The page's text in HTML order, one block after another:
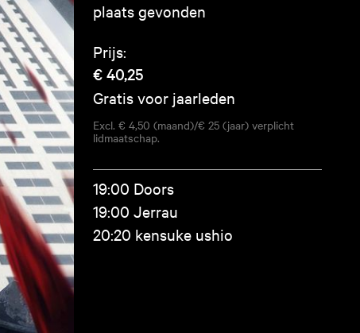
plaats gevonden
Prijs:
€ 40,25
Gratis voor jaarleden
Excl. € 4,50 (maand)/€ 25 (jaar) verplicht
lidmaatschap.
19:00 Doors
19:00 Jerrau
20:20 kensuke ushio